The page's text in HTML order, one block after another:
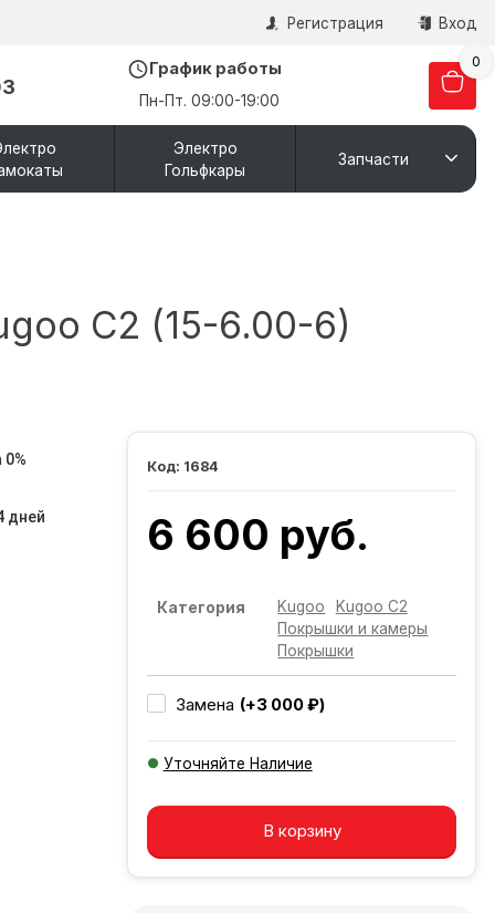
Регистрация Вход
График работы
Пн-Пт. 09:00-19:00
0
Электро
Гольфкары
Запчасти
С2 (15-6.00-6)
0%
дней
1684
6 600 руб.
Категория Kugoo
Kugoo C2
Покрышки и камеры
Покрышки
Замена (+3 000 ₽)
Уточняйте Наличие
Добавляется...
В корзину
Добавлен